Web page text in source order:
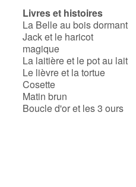
Livres et histoires
La Belle au bois dormant
Jack et le haricot
magique
La laitière et le pot au lait
Le lièvre et la tortue
Cosette
Matin brun
Boucle d'or et les 3 ours